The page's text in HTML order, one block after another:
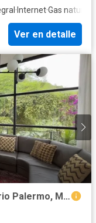
· Internet·Gas natural
Ver en detalle
Casa en conjunto en arriendo, barrio Palermo, Manizales